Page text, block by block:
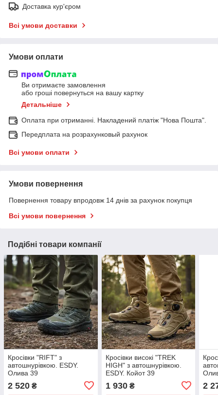
Доставка кур'єром
Всі умови доставки
Умови оплати
Ви отримаєте замовлення
або гроші повернуться на вашу картку
Детальніше
Оплата при отриманні. Накладений платіж "Нова Пошта".
Передплата на розрахунковый рахунок
Всі умови оплати
Умови повернення
Повернення товару впродовж 14 днів за рахунок покупця
Всі умови повернення
Подібні товари компанії
Кросівки "RIFT" з
автошнурівкою. ESDY.
Олива 39
2 520 ₴
Кросівки високі "TREK
HIGH" з автошнурівкою.
ESDY. Койот 39
1 930₴ 2